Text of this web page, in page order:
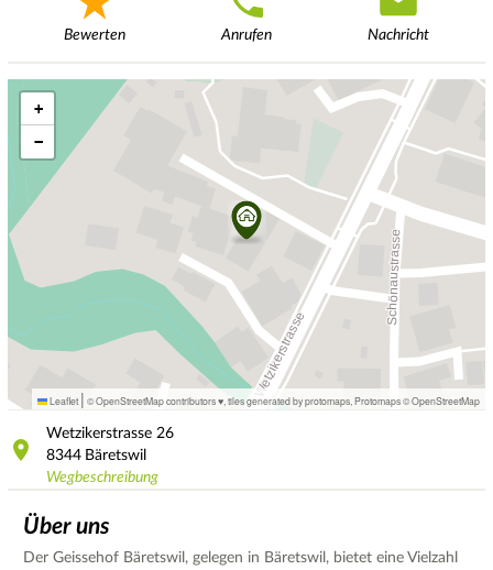
Bewerten Anrufen Nachricht
+
−
Leaflet | © OpenStreetMap contributors ♥, tiles generated by protomaps Protomaps©OpenStreetMap
Wetzikerstrasse 26
8344 Bäretswil
Wegbeschreibung
Über uns
Der Geissehof Bäretswil, gelegen in Bäretswil, bietet eine Vielzahl